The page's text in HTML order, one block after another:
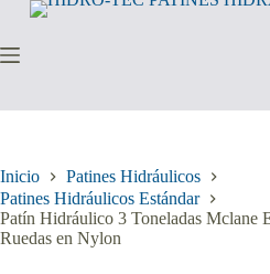
Saltar
contenido
Inicio
Patines Hidráulicos
Patines Hidráulicos Estándar
Patín Hidráulico 3 Toneladas Mclane
Ruedas en Nylon